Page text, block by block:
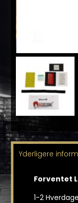
Yderligere
Forventet
1-2